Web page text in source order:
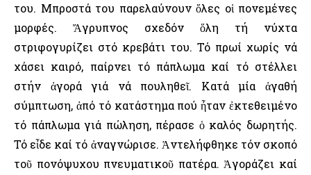
του. Μπροστά του παρελαύνουν ὅλες οἱ πονεμένες
μορφές. Ἄγρυπνος σχεδόν ὅλη τή νύχτα
στριφογυρίζει στό κρεβάτι του. Τό πρωί χωρίς νά
χάσει καιρό, παίρνει τό πάπλωμα καί τό στέλλει
στήν ἀγορά γιά νά πουληθεῖ. Κατά μία ἀγαθή
σύμπτωση, ἀπό τό κατάστημα πού ἦταν ἐκτεθειμένο
τό πάπλωμα γιά πώληση, πέρασε ὁ καλός δωρητής.
Τό εἶδε καί τό ἀναγνώρισε. Ἀντελήφθηκε τόν σκοπό
τοῦ πονόψυχου πνευματικοῦ πατέρα. Ἀγοράζει καί